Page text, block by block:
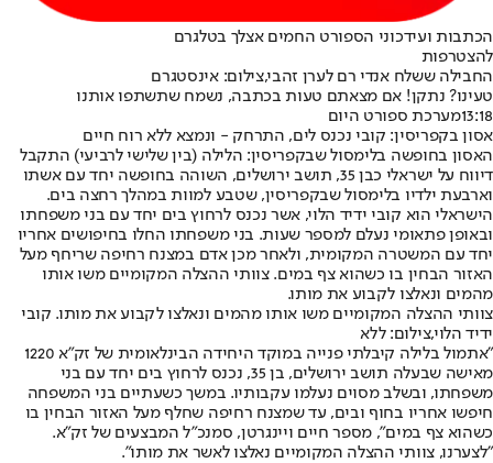
הכתבות ועידכוני הספורט החמים אצלך בטלגרם
להצטרפות
החבילה ששלח אנדי רם לערן זהבי,צילום: אינסטגרם
טעינו? נתקן! אם מצאתם טעות בכתבה, נשמח שתשתפו אותנו
13:18מערכת ספורט היום
אסון בקפריסין: קובי נכנס לים, התרחק - ונמצא ללא רוח חיים
האסון בחופשה בלימסול שבקפריסין: הלילה (בין שלישי לרביעי) התקבל
דיווח על ישראלי כבן 35, תושב ירושלים, השוהה בחופשה יחד עם אשתו
וארבעת ילדיו בלימסול שבקפריסין, שטבע למוות במהלך רחצה בים.
הישראלי הוא קובי ידיד הלוי, אשר נכנס לרחוץ בים יחד עם בני משפחתו
ובאופן פתאומי נעלם למספר שעות. בני משפחתו החלו בחיפושים אחריו
יחד עם המשטרה המקומית, ולאחר מכן אדם במצנח רחיפה שריחף מעל
האזור הבחין בו כשהוא צף במים. צוותי ההצלה המקומיים משו אותו
מהמים ונאלצו לקבוע את מותו.
צוותי ההצלה המקומיים משו אותו מהמים ונאלצו לקבוע את מותו. קובי
ידיד הלוי,צילום: ללא
"אתמול בלילה קיבלתי פנייה במוקד היחידה הבינלאומית של זק"א 1220
מאישה שבעלה תושב ירושלים, בן 35, נכנס לרחוץ בים יחד עם בני
משפחתו, ובשלב מסוים נעלמו עקבותיו. במשך כשעתיים בני המשפחה
חיפשו אחריו בחוף ובים, עד שמצנח רחיפה שחלף מעל האזור הבחין בו
כשהוא צף במים", מספר חיים ויינגרטן, סמנכ"ל המבצעים של זק"א.
"לצערנו, צוותי ההצלה המקומיים נאלצו לאשר את מותו".